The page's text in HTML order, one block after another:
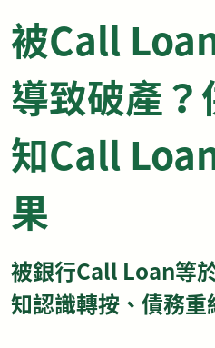
被Call
導致破產
知Call
果
被銀行Call Loan等
知認識轉按、債務重